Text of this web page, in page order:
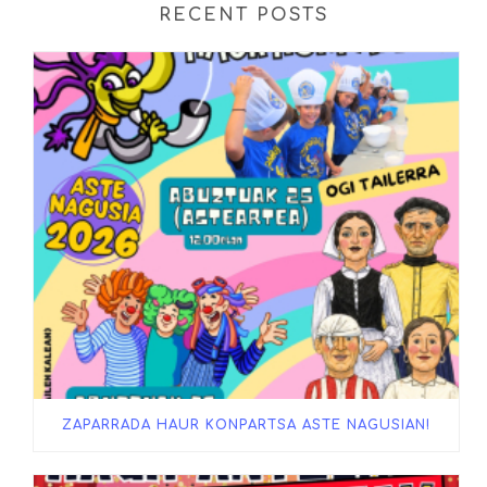
RECENT POSTS
ZAPARRADA HAUR KONPARTSA ASTE NAGUSIAN!